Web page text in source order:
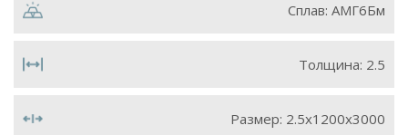
Сплав: АМГ6Бм
Толщина: 2.5
Размер: 2.5х1200х3000